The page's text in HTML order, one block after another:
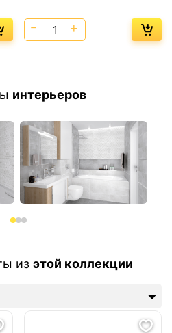
интерьеров
из этой коллекции